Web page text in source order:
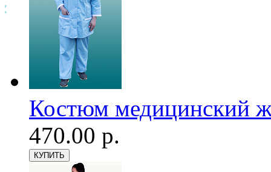
Костюм медицинский
470.00 р.